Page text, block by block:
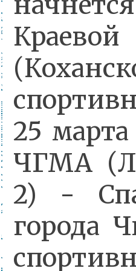
25
ЧГМА
2) -
города